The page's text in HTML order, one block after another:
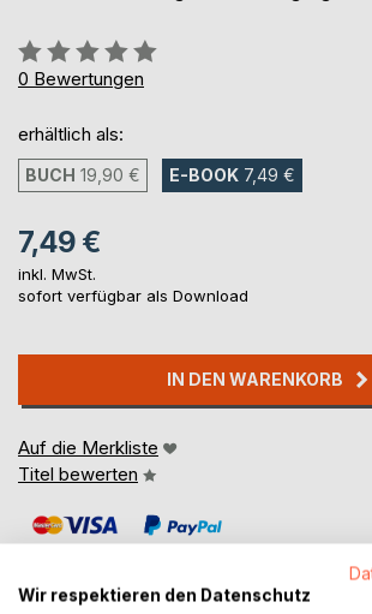
Bewertung::
0%
0 Bewertungen
erhältlich als:
BUCH 19,90 € E-BOOK 7,49 €
7,49 €
inkl. MwSt.
sofort verfügbar als Download
IN DEN WARENKORB
Auf die Merkliste
Titel bewerten
Wir respektieren den Datenschutz